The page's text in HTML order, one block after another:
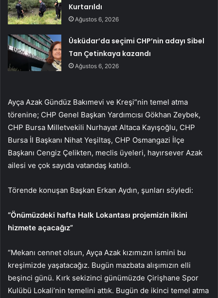
Kurtarıldı
Ağustos 6, 2026
Üsküdar’da seçimi CHP’nin adayı Sibel
Tan Çetinkaya kazandı
Ağustos 6, 2026
Ayça Azak Gündüz Bakımevi ve Kreşi”nin temel atma
törenine; CHP Genel Başkan Yardımcısı Gökhan Zeybek,
CHP Bursa Milletvekili Nurhayat Altaca Kayışoğlu, CHP
Bursa İl Başkanı Nihat Yeşiltaş, CHP Osmangazi İlçe
Başkanı Cengiz Çelikten, meclis üyeleri, hayırsever Azak
ailesi ve çok sayıda vatandaş katıldı.
Törende konuşan Başkan Erkan Aydın, şunları söyledi:
“Önümüzdeki hafta Halk Lokantası projemizin ilkini
hizmete açacağız”
“Mekanı cennet olsun, Ayça Azak kızımızın ismini bu
kreşimizde yaşatacağız. Bugün mazbata alışımızın elli
beşinci günü. Kırk sekizinci günümüzde Çirişhane Spor
Kulübü Lokali’nin temelini attık. Bugün de ikinci temel atma